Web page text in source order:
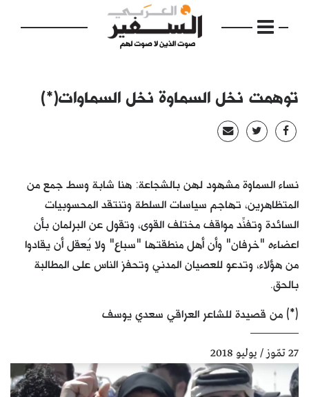
الرئيسية
مواضيع
إفتتاحية
فكرة
دفاتر
بالصورة
كتّابنا
الأرشيف
توهمت نخل السماوة نخل السماوات(*)
نساء السماوة مشهود لهن بالشجاعة: هنا شابة وسط جمع من
المتظاهرين، تهاجم سياسات السلطة وتنتقد المحسوبيات
السائدة وتفنِّد مواقف مختلف القوى، وتقول عن البرلمان بأن
اعضاءه "خرفان" وأن أهل منطقتها "سباع" ولا يُعقل أن يقادوا
من هؤلاء، وتدعو للعصيان المدني وتحفز الناس على المطالبة
بالحق.
(*) من قصيدة للشاعر العراقي سعدي يوسف
27 تمّوز / يوليو 2018